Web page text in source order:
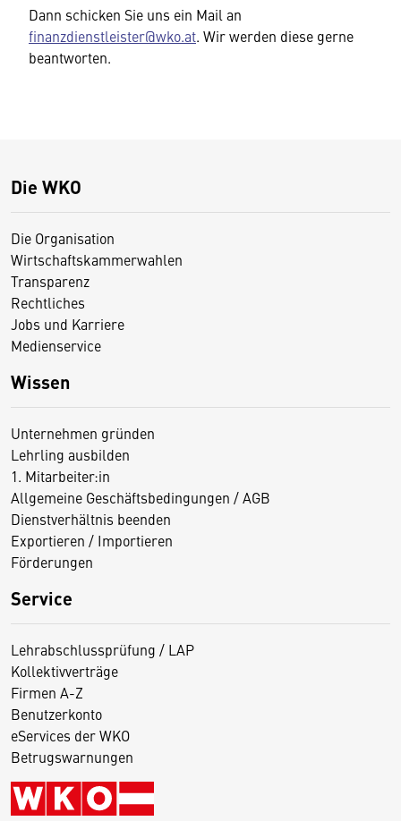
Dann schicken Sie uns ein Mail an
finanzdienstleister@wko.at. Wir werden diese gerne
beantworten.
Die WKO
Die Organisation
Wirtschaftskammerwahlen
Transparenz
Rechtliches
Jobs und Karriere
Medienservice
Wissen
Unternehmen gründen
Lehrling ausbilden
1. Mitarbeiter:in
Allgemeine Geschäftsbedingungen / AGB
Dienstverhältnis beenden
Exportieren / Importieren
Förderungen
Service
Lehrabschlussprüfung / LAP
Kollektivverträge
Firmen A-Z
Benutzerkonto
eServices der WKO
Betrugswarnungen